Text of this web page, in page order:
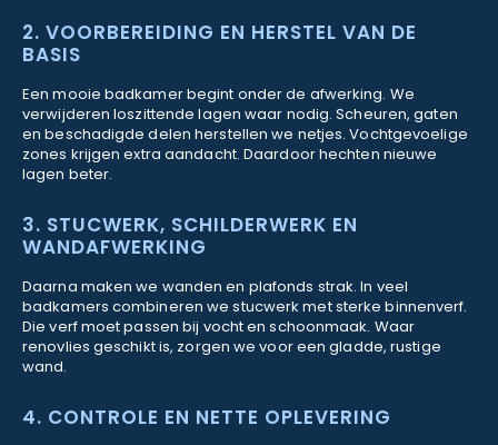
2. VOORBEREIDING EN HERSTEL VAN DE
BASIS
Een mooie badkamer begint onder de afwerking. We
verwijderen loszittende lagen waar nodig. Scheuren, gaten
en beschadigde delen herstellen we netjes. Vochtgevoelige
zones krijgen extra aandacht. Daardoor hechten nieuwe
lagen beter.
3. STUCWERK, SCHILDERWERK EN
WANDAFWERKING
Daarna maken we wanden en plafonds strak. In veel
badkamers combineren we stucwerk met sterke binnenverf.
Die verf moet passen bij vocht en schoonmaak. Waar
renovlies geschikt is, zorgen we voor een gladde, rustige
wand.
4. CONTROLE EN NETTE OPLEVERING